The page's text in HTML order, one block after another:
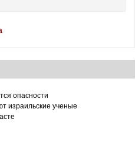
опасности
израильские ученые